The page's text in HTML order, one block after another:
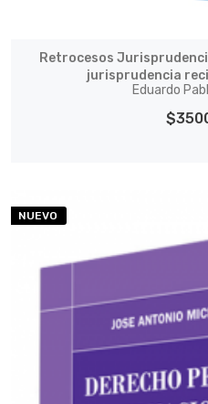
Retrocesos
jurisprudencia
Eduardo
NUEVO